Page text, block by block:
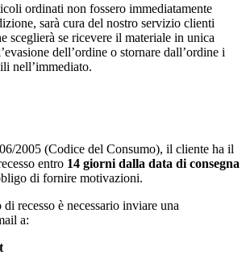
ordinati non fossero immediatamente
sarà cura del nostro servizio clienti
sceglierà se ricevere il materiale in unica
dell’ordine o stornare dall’ordine i
nell’immediato.
2005 (Codice del Consumo), il cliente ha il
entro 14 giorni dalla data di consegna
di fornire motivazioni.
recesso è necessario inviare una
a: